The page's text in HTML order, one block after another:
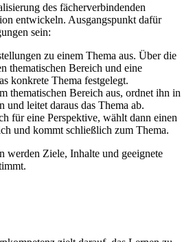
des fächerverbindenden
entwickeln. Ausgangspunkt dafür
sein:
zu einem Thema aus. Über die
thematischen Bereich und eine
konkrete Thema festgelegt.
thematischen Bereich aus, ordnet ihn in
und leitet daraus das Thema ab.
für eine Perspektive, wählt dann einen
und kommt schließlich zum Thema.
werden Ziele, Inhalte und geeignete